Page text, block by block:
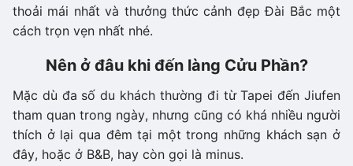
thoải mái nhất và thưởng thức cảnh đẹp Đài Bắc một
cách trọn vẹn nhất nhé.
Nên ở đâu khi đến làng Cửu Phần?
Mặc dù đa số du khách thường đi từ Tapei đến Jiufen
tham quan trong ngày, nhưng cũng có khá nhiều người
thích ở lại qua đêm tại một trong những khách sạn ở
đây, hoặc ở B&B, hay còn gọi là minus.